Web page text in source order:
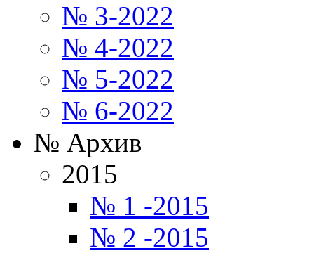
№ 3-2022
№ 4-2022
№ 5-2022
№ 6-2022
№ Архив
2015
№ 1 -2015
№ 2 -2015